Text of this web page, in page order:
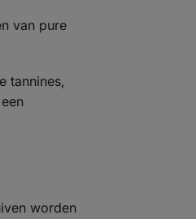
van pure
tannines,
worden